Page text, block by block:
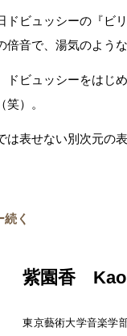
ドビュッシーの『ビ
倍音で、湯気のよう
ドビュッシーをはじ
笑）。
は表せない別次元の表
く
紫園香
東京藝術大学音楽学